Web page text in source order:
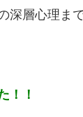
深層心理ま
！！